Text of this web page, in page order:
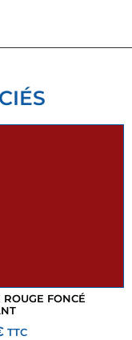
ROUGE FONCÉ
TTC